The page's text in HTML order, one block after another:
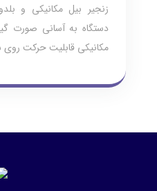
زنجیر بیل مکانیکی و
دستگاه به آسانی صورت
مکانیکی قابلیت حرکت